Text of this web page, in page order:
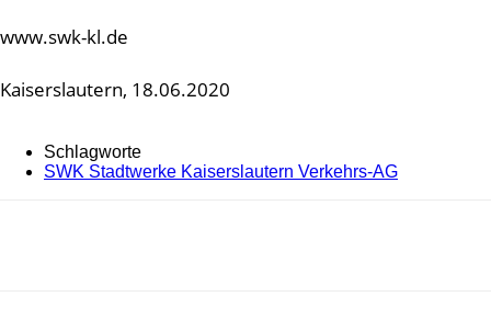
www.swk-kl.de
Kaiserslautern, 18.06.2020
Schlagworte
SWK Stadtwerke Kaiserslautern Verkehrs-AG